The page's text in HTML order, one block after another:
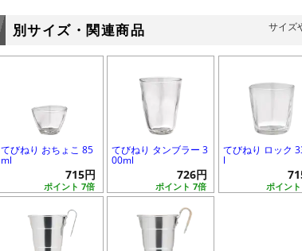
別サイズ・関連商品 サイズ
てびねり おちょこ 85
ml
ポイント 7倍
715円
てびねり タンブラー 3
00ml
ポイント 7倍
726円
てびねり ロック
l
ポイン